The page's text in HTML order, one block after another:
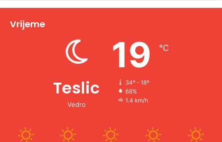
vVrijeme
Teslic
Vedro
19 ℃
34º - 18º
68%
1.4 km/h